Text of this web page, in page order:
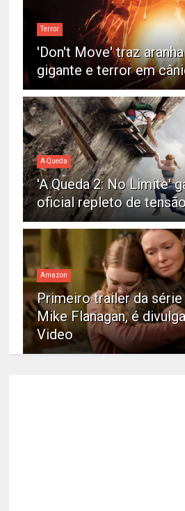
Terror
'Don't Move' traz
gigante e terror em
A Queda
'A Queda 2: No Limite'
oficial repleto de
Amazon
Primeiro trailer da série
Mike Flanagan, é
Video